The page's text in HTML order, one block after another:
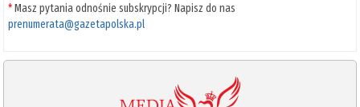
*Masz pytania odnośnie subskrypcji? Napisz do nas
prenumerata@gazetapolska.pl